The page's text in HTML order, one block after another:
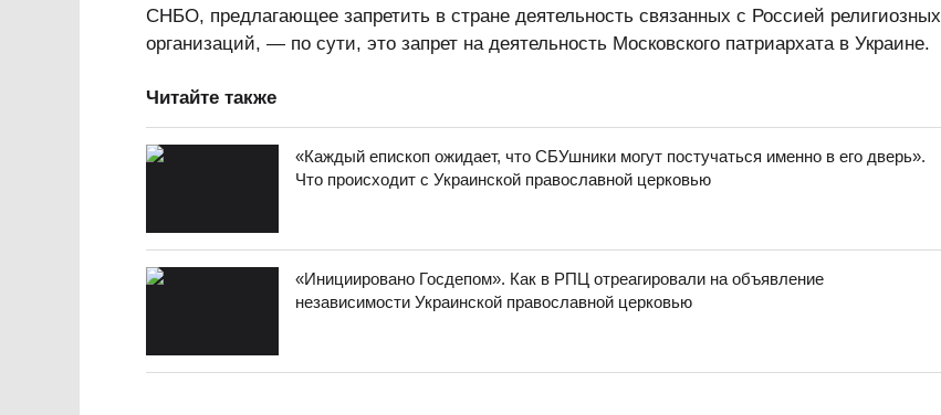
СНБО, предлагающее запретить в стране деятельность связанных с Россией религиозных
организаций, — по сути, это запрет на деятельность Московского патриархата в Украине.
Читайте также
«Каждый епископ ожидает, что СБУшники могут постучаться именно в его дверь».
Что происходит с Украинской православной церковью
«Инициировано Госдепом». Как в РПЦ отреагировали на объявление
независимости Украинской православной церковью